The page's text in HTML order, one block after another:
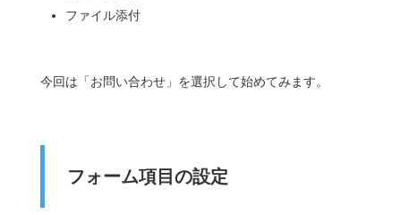
ファイル添付
今回は「お問い合わせ」を選択して始めてみます。
フォーム項目の設定